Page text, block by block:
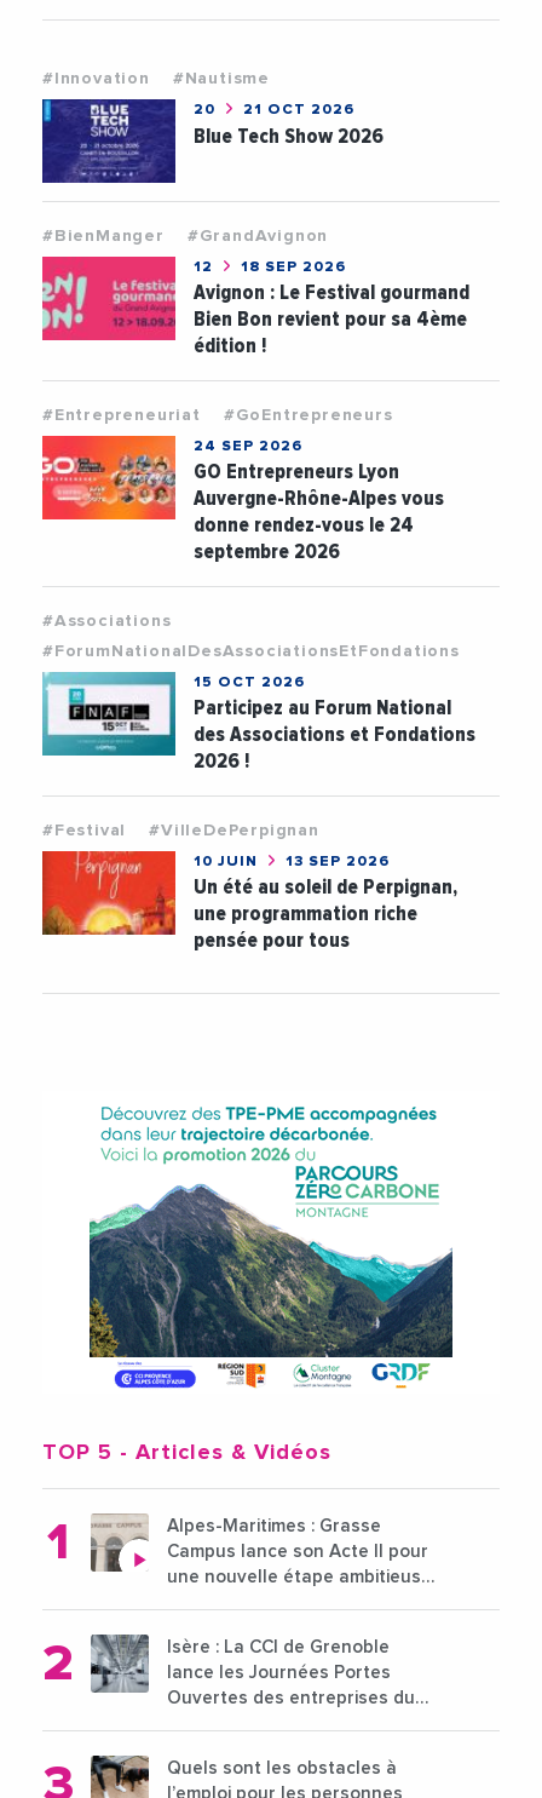
#Innovation #Nautisme
20 21 OCT 2026
Blue Tech Show 2026
#BienManger #GrandAvignon
12 18 SEP 2026
Avignon : Le Festival gourmand
Bien Bon revient pour sa 4ème
édition !
#Entrepreneuriat #GoEntrepreneurs
24 SEP 2026
GO Entrepreneurs Lyon
Auvergne-Rhône-Alpes vous
donne rendez-vous le 24
septembre 2026
#Associations
#ForumNationalDesAssociationsEtFondations
15 OCT 2026
Participez au Forum National
des Associations et Fondations
2026 !
#Festival #VilleDePerpignan
10 JUIN 13 SEP 2026
Un été au soleil de Perpignan,
une programmation riche
pensée pour tous
TOP 5 - Articles & Vidéos
Alpes-Maritimes : Grasse
Campus lance son Acte II pour
une nouvelle étape ambitieuse
Isère : La CCI de Grenoble
lance les Journées Portes
Ouvertes des entreprises du
Quels sont les obstacles à
l’emploi pour les personnes